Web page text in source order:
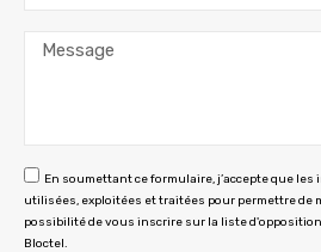
En soumettant ce formulaire, j’accepte que
utilisées, exploitées et traitées pour permettre de
possibilité de vous inscrire sur la liste
Bloctel.